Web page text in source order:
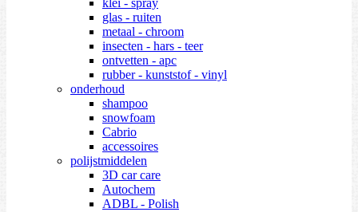
glas - ruiten
metaal - chroom
insecten - hars - teer
ontvetten - apc
rubber - kunststof - vinyl
onderhoud
shampoo
snowfoam
Cabrio
accessoires
polijstmiddelen
3D car care
Autochem
ADBL - Polish